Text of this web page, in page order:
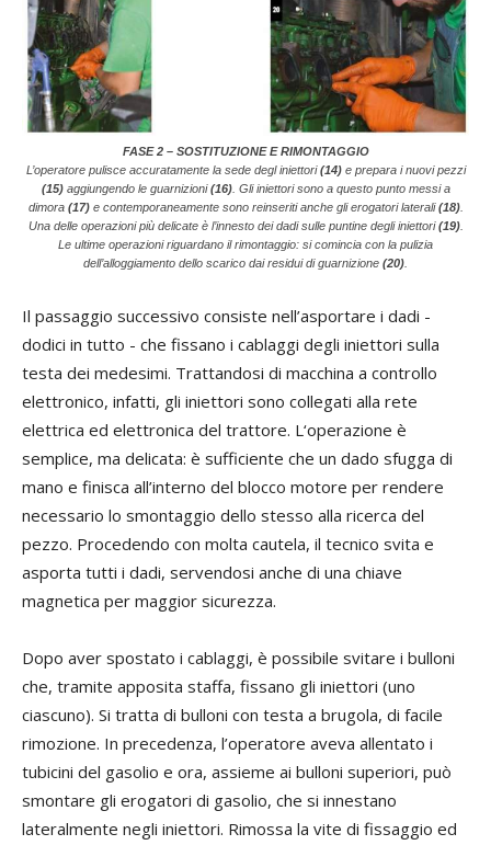
FASE 2 – SOSTITUZIONE E RIMONTAGGIO
L’operatore pulisce accuratamente la sede degl iniettori(14)e prepara i nuovi pezzi
(15)aggiungendo le guarnizioni(16). Gli iniettori sono a questo punto messi a
dimora (17)e contemporaneamente sono reinseriti anche gli erogatori laterali(18).
Una delle operazioni più delicate è l’innesto dei dadi sulle puntine degli iniettori(19).
Le ultime operazioni riguardano il rimontaggio: si comincia con la pulizia
dell’alloggiamento dello scarico dai residui di guarnizione (20)
Il passaggio successivo consiste nell’asportare i dadi -
dodici in tutto - che fissano i cablaggi degli iniettori sulla
testa dei medesimi. Trattandosi di macchina a controllo
elettronico, infatti, gli iniettori sono collegati alla rete
elettrica ed elettronica del trattore. L‘operazione è
semplice, ma delicata: è sufficiente che un dado sfugga di
mano e finisca all’interno del blocco motore per rendere
necessario lo smontaggio dello stesso alla ricerca del
pezzo. Procedendo con molta cautela, il tecnico svita e
asporta tutti i dadi, servendosi anche di una chiave
magnetica per maggior sicurezza.
Dopo aver spostato i cablaggi, è possibile svitare i bulloni
che, tramite apposita staffa, fissano gli iniettori (uno
ciascuno). Si tratta di bulloni con testa a brugola, di facile
rimozione. In precedenza, l’operatore aveva allentato i
tubicini del gasolio e ora, assieme ai bulloni superiori, può
smontare gli erogatori di gasolio, che si innestano
lateralmente negli iniettori. Rimossa la vite di fissaggio ed